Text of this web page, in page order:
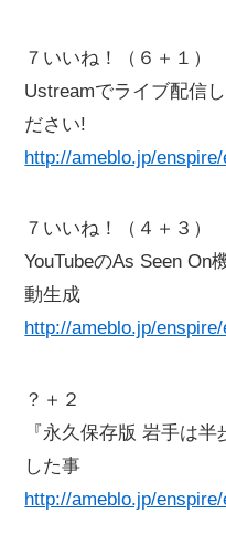
７いいね！（６＋１）
Ustreamでライブ配信
ださい!
http://ameblo.jp/
７いいね！（４＋３）
YouTubeのAs Seen On
動生成
http://ameblo.jp/
？＋２
『永久保存版 岩手は
した事
http://ameblo.jp/